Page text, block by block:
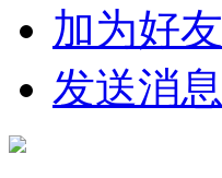
加为好友
发送消息